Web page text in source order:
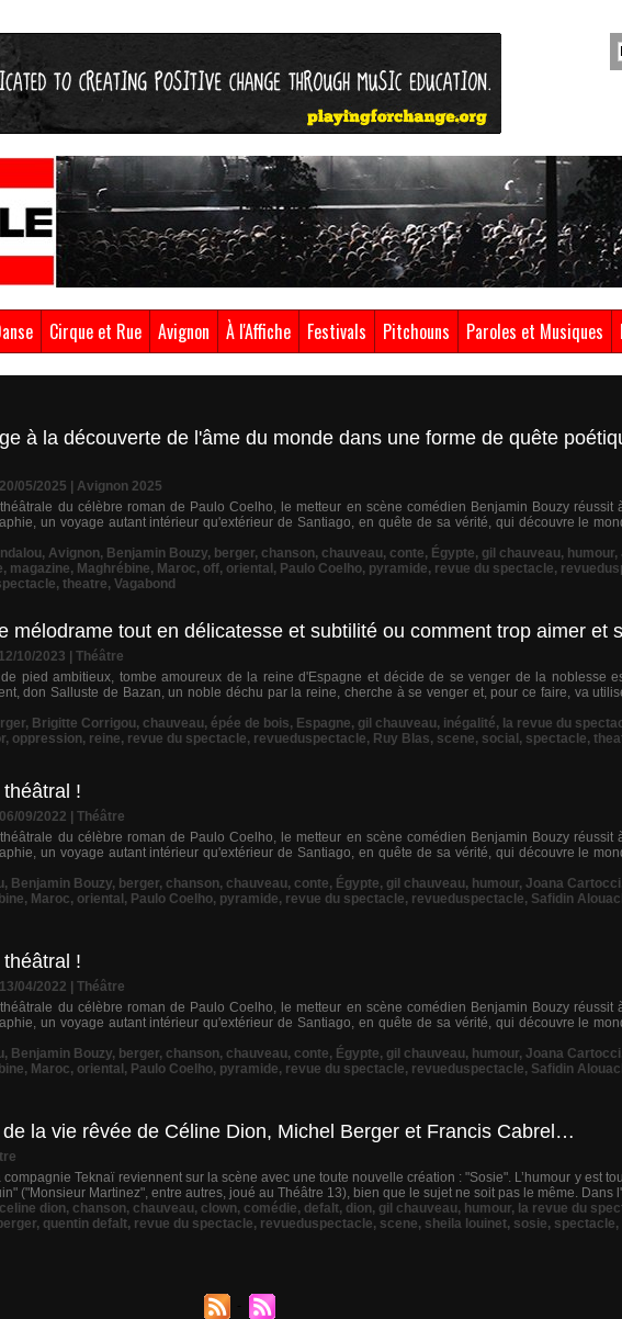
Cirque et Rue Avignon À l'Affiche Festivals Pitchouns Paroles et Musiques
à la découverte de l'âme du monde dans une forme de quête
05/2025
Avignon 2025
du célèbre roman de Paulo Coelho, le metteur en scène comédien Benjamin Bouzy réussit
un voyage autant intérieur qu'extérieur de Santiago, en quête de sa vérité, qui découvre le
, Avignon, Benjamin Bouzy, berger, chanson, chauveau, conte, Égypte, gil chauveau, humour,
, magazine, Maghrébine, Maroc, off, oriental , Paulo Coelho, pyramide, revue du spectacle,
, theatre, Vagabond
mélodrame tout en délicatesse et subtilité ou comment trop aimer et
10/2023
Théâtre
pied ambitieux, tombe amoureux de la reine d'Espagne et décide de se venger de la noblesse
don Salluste de Bazan, un noble déchu par la reine, cherche à se venger et, pour ce faire, va
, Brigitte Corrigou, chauveau, épée de bois, Espagne, gil chauveau, inégalité, la revue du
, oppression, reine, revue du spectacle, revueduspectacle, Ruy Blas, scene, social , spectacle,
!
09/2022
Théâtre
du célèbre roman de Paulo Coelho, le metteur en scène comédien Benjamin Bouzy réussit
un voyage autant intérieur qu'extérieur de Santiago, en quête de sa vérité, qui découvre le
, Benjamin Bouzy, berger, chanson, chauveau, conte, Égypte, gil chauveau, humour, Joana Cartocci
, Maroc, oriental , Paulo Coelho, pyramide, revue du spectacle, revueduspectacle, Safidin
!
04/2022
Théâtre
du célèbre roman de Paulo Coelho, le metteur en scène comédien Benjamin Bouzy réussit
un voyage autant intérieur qu'extérieur de Santiago, en quête de sa vérité, qui découvre le
, Benjamin Bouzy, berger, chanson, chauveau, conte, Égypte, gil chauveau, humour, Joana Cartocci
, Maroc, oriental , Paulo Coelho, pyramide, revue du spectacle, revueduspectacle, Safidin
la vie rêvée de Céline Dion, Michel Berger et Francis Cabrel…
Teknaï reviennent sur la scène avec une toute nouvelle création : "Sosie". L’humour y est
("Monsieur Martinez", entre autres, joué au Théâtre 13), bien que le sujet ne soit pas le même. Dans
celine dion, chanson, chauveau, clown, comédie, defalt, dion, gil chauveau, humour, la revue du
, quentin defalt, revue du spectacle, revueduspectacle, scene, sheila louinet, sosie, spectacle,